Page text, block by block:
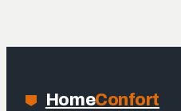
HomeConfort